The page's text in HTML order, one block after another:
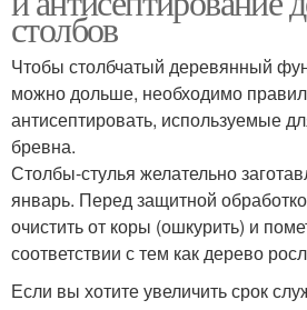
Ленточный фундамент
Свайный фундамент
столбов
Чтобы столбчатый деревянный
можно дольше, необходимо
антисептировать, используемые
бревна.
Столбы-стулья желательно
январь. Перед защитной
очистить от коры (ошкурить) и
соответствии с тем как дерево
Если вы хотите увеличить срок